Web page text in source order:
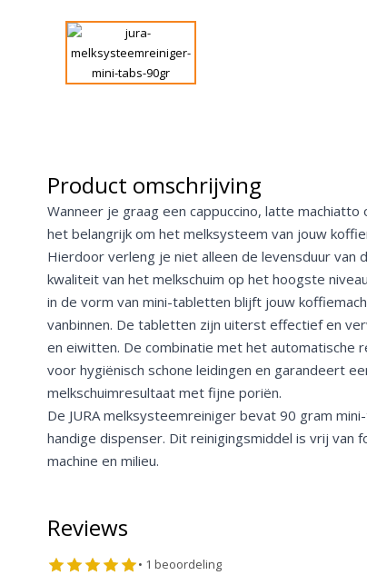
Product omschrijving
Wanneer je graag een cappuccino, latte
het belangrijk om het melksysteem van jouw
Hierdoor verleng je niet alleen de levensduur van
kwaliteit van het melkschuim op het hoogste
in de vorm van mini-tabletten blijft jouw
vanbinnen. De tabletten zijn uiterst effectief en
en eiwitten. De combinatie met het automatische
voor hygiënisch schone leidingen en garandeert
melkschuimresultaat met fijne poriën.
De JURA melksysteemreiniger bevat 90 gram
handige dispenser. Dit reinigingsmiddel is vrij van
machine en milieu.
Reviews
• 1 beoordeling